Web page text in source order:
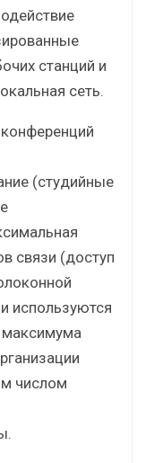
станций и
сеть.
(студийные
связи (доступ
используются
числом